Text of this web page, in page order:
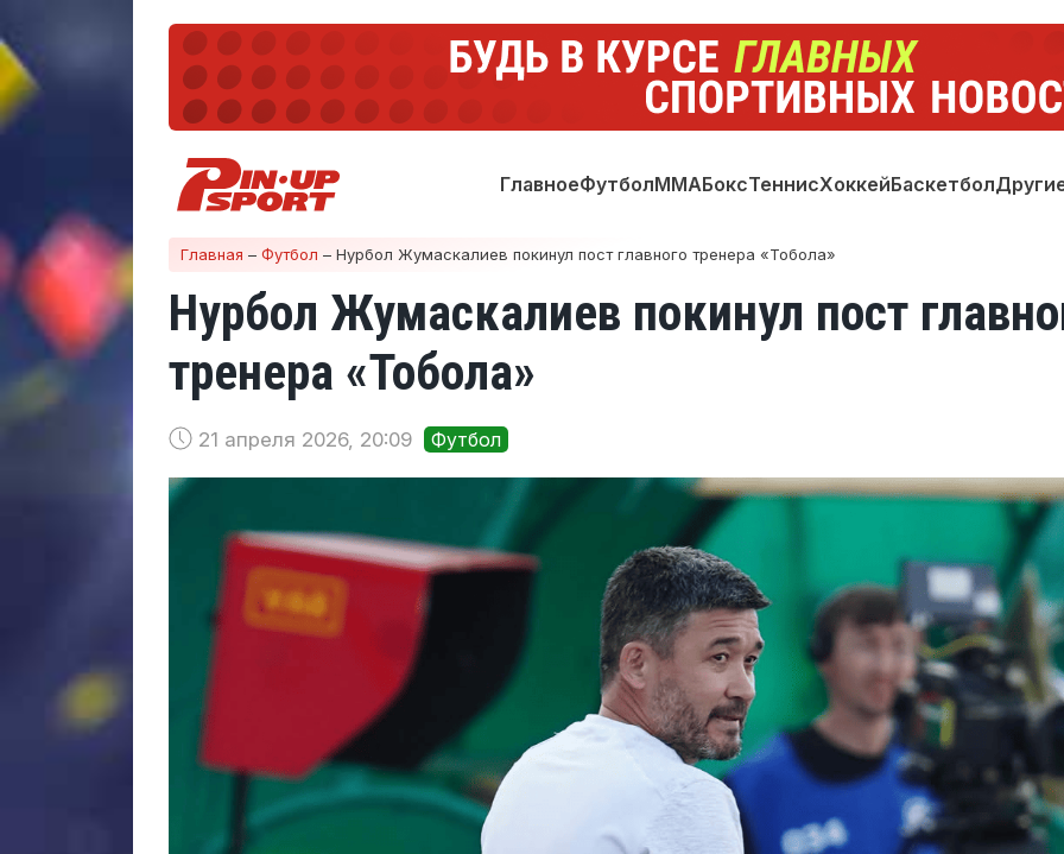
ГлавноеФутболММАБоксТеннисХоккейБаскетбол
Главная – Футбол – Нурбол Жумаскалиев покинул пост главного тренера «Тобола»
Нурбол Жумаскалиев покинул пост
тренера «Тобола»
21 апреля 2026, 20:09 Футбол